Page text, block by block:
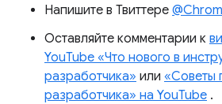
Напишите в Твиттере
Оставляйте комментарии к
YouTube «Что нового в
разработчика» или «Советы
разработчика» на YouTube .